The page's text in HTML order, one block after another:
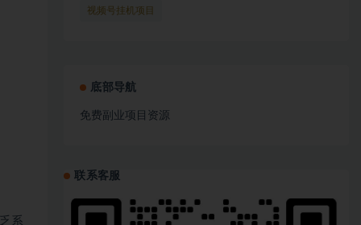
系
(1)
视频号挂机项目
底部导航
免费副业项目资源
联系客服